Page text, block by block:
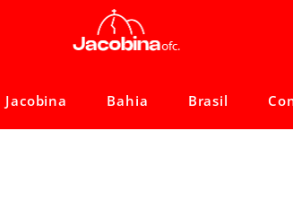
Jacobina Bahia Brasil